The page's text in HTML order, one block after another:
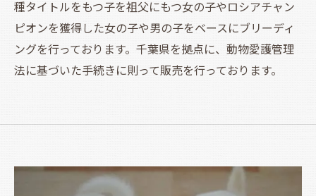
種タイトルをもつ子を祖父にもつ女の子やロシアチャン
ピオンを獲得した女の子や男の子をベースにブリーディ
ングを行っております。千葉県を拠点に、動物愛護管理
法に基づいた手続きに則って販売を行っております。